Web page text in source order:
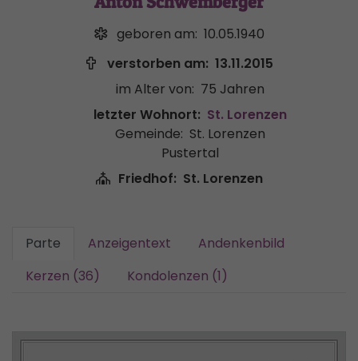
geboren am: 10.05.1940
verstorben am: 13.11.2015
im Alter von: 75 Jahren
letzter Wohnort: St. Lorenzen
Gemeinde: St. Lorenzen
Pustertal
Friedhof: St. Lorenzen
Parte Anzeigentext
Andenkenbild
Kerzen (36)
Kondolenzen (1)